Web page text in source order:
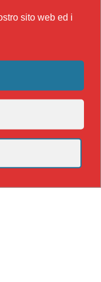
sito web ed i